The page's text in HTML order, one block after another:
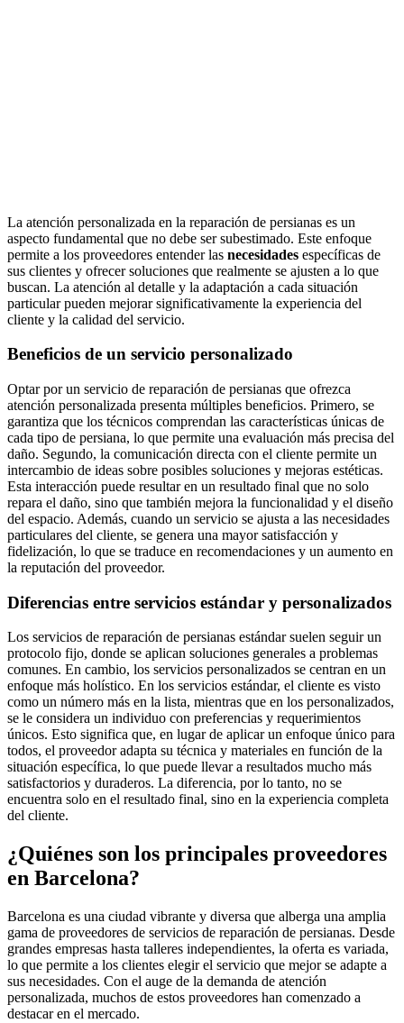
La atención personalizada en la reparación de persianas es un
aspecto fundamental que no debe ser subestimado. Este enfoque
permite a los proveedores entender las necesidades específicas de
sus clientes y ofrecer soluciones que realmente se ajusten a lo que
buscan. La atención al detalle y la adaptación a cada situación
particular pueden mejorar significativamente la experiencia del
cliente y la calidad del servicio.
Beneficios de un servicio personalizado
Optar por un servicio de reparación de persianas que ofrezca
atención personalizada presenta múltiples beneficios. Primero, se
garantiza que los técnicos comprendan las características únicas de
cada tipo de persiana, lo que permite una evaluación más precisa del
daño. Segundo, la comunicación directa con el cliente permite un
intercambio de ideas sobre posibles soluciones y mejoras estéticas.
Esta interacción puede resultar en un resultado final que no solo
repara el daño, sino que también mejora la funcionalidad y el diseño
del espacio. Además, cuando un servicio se ajusta a las necesidades
particulares del cliente, se genera una mayor satisfacción y
fidelización, lo que se traduce en recomendaciones y un aumento en
la reputación del proveedor.
Diferencias entre servicios estándar y personalizados
Los servicios de reparación de persianas estándar suelen seguir un
protocolo fijo, donde se aplican soluciones generales a problemas
comunes. En cambio, los servicios personalizados se centran en un
enfoque más holístico. En los servicios estándar, el cliente es visto
como un número más en la lista, mientras que en los personalizados,
se le considera un individuo con preferencias y requerimientos
únicos. Esto significa que, en lugar de aplicar un enfoque único para
todos, el proveedor adapta su técnica y materiales en función de la
situación específica, lo que puede llevar a resultados mucho más
satisfactorios y duraderos. La diferencia, por lo tanto, no se
encuentra solo en el resultado final, sino en la experiencia completa
del cliente.
¿Quiénes son los principales proveedores
en Barcelona?
Barcelona es una ciudad vibrante y diversa que alberga una amplia
gama de proveedores de servicios de reparación de persianas. Desde
grandes empresas hasta talleres independientes, la oferta es variada,
lo que permite a los clientes elegir el servicio que mejor se adapte a
sus necesidades. Con el auge de la demanda de atención
personalizada, muchos de estos proveedores han comenzado a
destacar en el mercado.